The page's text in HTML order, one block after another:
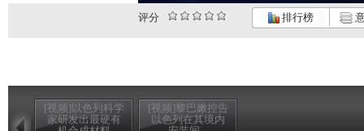
评分 排行榜
[视频]以色列科学
家研发出最硬有
[视频]黎巴嫩控告
以色列在其境内